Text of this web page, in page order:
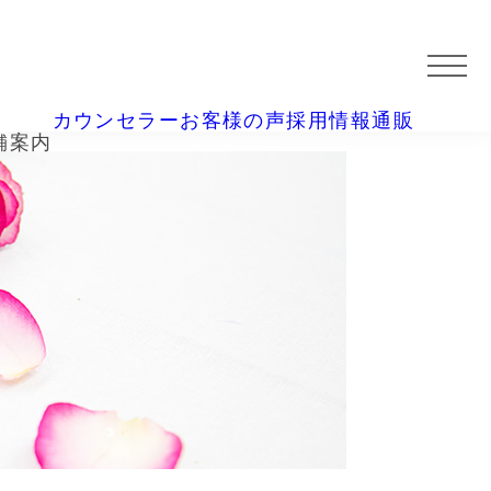
案内
カウンセラーお客様の声採用情報通販